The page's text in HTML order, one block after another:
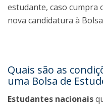
estudante, caso cumpra
nova candidatura à
Quais são as
uma Bolsa de
Estudantes nacionais